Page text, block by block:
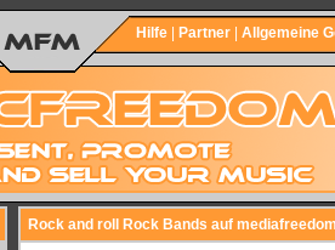
Hilfe Partner Allgemeine
Rock and roll Rock Bands auf